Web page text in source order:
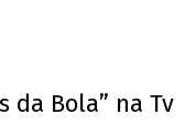
da Bola” na Tv